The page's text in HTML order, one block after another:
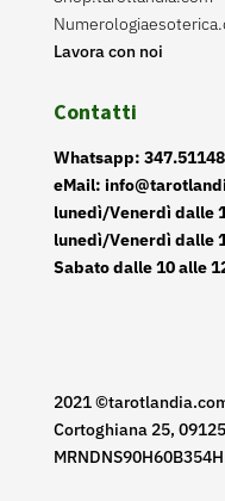
Lavora con noi
Contatti
Whatsapp:
eMail:
lunedì/Venerdì dalle
lunedì/Venerdì dalle
Sabato dalle 10 alle
2021
Cortoghiana 25,